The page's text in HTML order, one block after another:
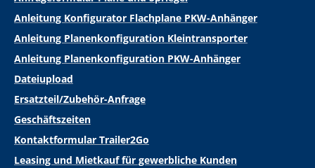
Anleitung Konfigurator Flachplane PKW-Anhänger
Anleitung Planenkonfiguration Kleintransporter
Anleitung Planenkonfiguration PKW-Anhänger
Dateiupload
Ersatzteil/Zubehör-Anfrage
Geschäftszeiten
Kontaktformular Trailer2Go
Leasing und Mietkauf für gewerbliche Kunden